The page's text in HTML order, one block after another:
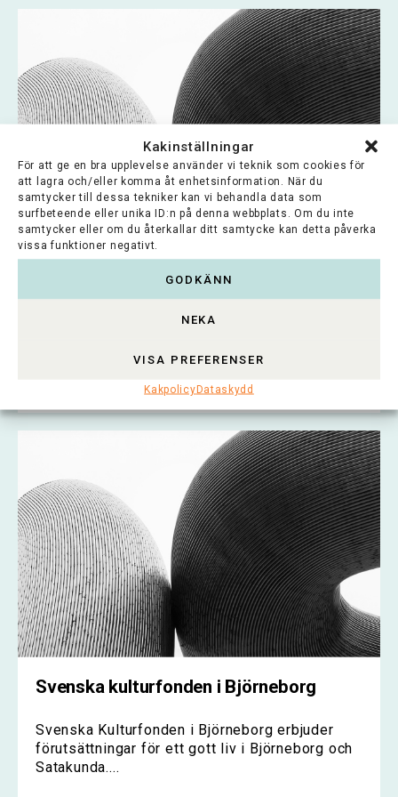
Kakinställningar
För att ge en bra upplevelse använder vi teknik som cookies för
att lagra och/eller komma åt enhetsinformation. När du
samtycker till dessa tekniker kan vi behandla data som
surfbeteende eller unika ID:n på denna webbplats. Om du inte
samtycker eller om du återkallar ditt samtycke kan detta påverka
vissa funktioner negativt.
GODKÄNN
NEKA
VISA PREFERENSER
KakpolicyDataskydd
Svenska kulturfonden
stödja utbildning, kultur, konst, vetenskap och
Lue koko artikkeli >
Svenska kulturfonden i Björneborg
Svenska Kulturfonden i Björneborg erbjuder
förutsättningar för ett gott liv i Björneborg och
Satakunda....